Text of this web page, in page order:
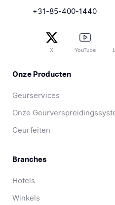
+31-85-400-1440
X YouTube
Onze Producten
Geurservices
Onze
Geurfeiten
Branches
Hotels
Winkels